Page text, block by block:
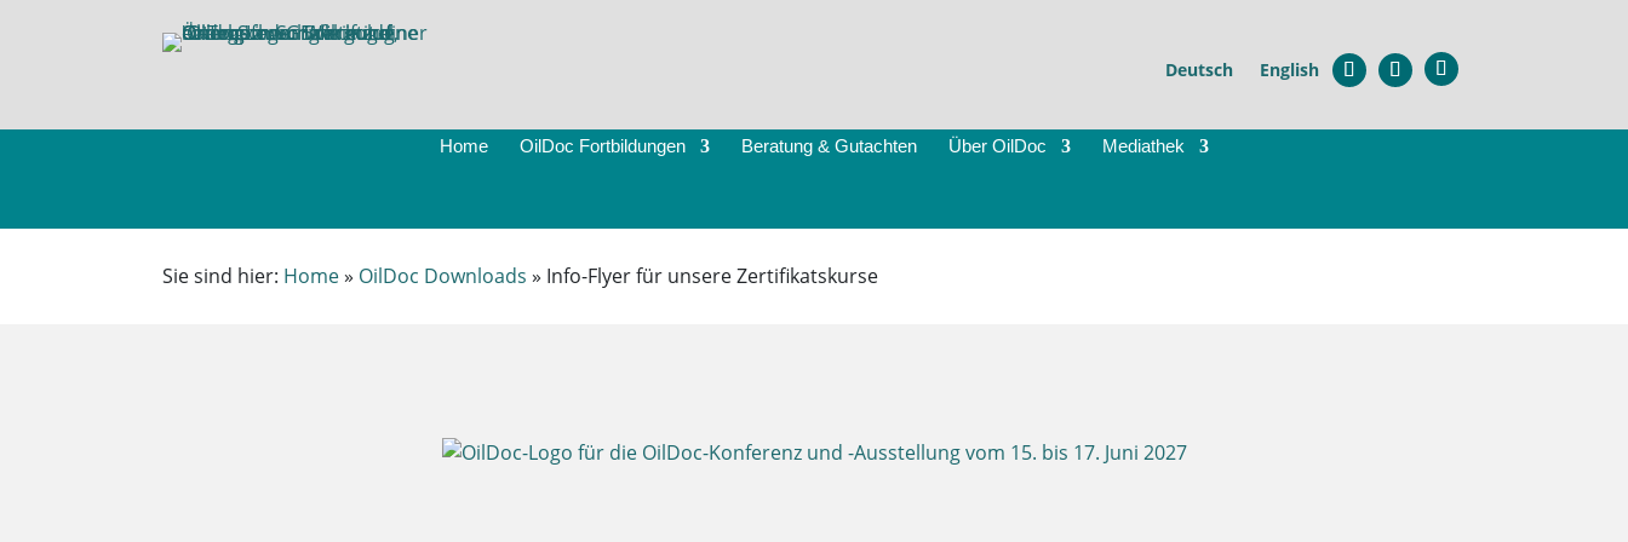
Deutsch English
Home OilDoc Fortbildungen Beratung & Gutachten Über OilDoc Mediathek
Sie sind hier: Home» OilDoc Downloads » Info-Flyer für unsere Zertifikatskurse